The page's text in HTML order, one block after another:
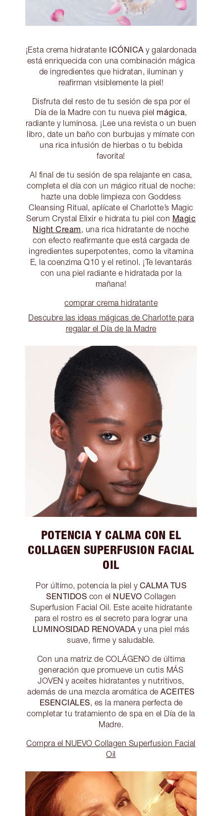
¡Esta crema hidratante ICÓNICA y galardonada
está enriquecida con una combinación mágica
de ingredientes que hidratan, iluminan y
reafirman visiblemente la piel!
Disfruta del resto de tu sesión de spa por el
Día de la Madre con tu nueva piel mágica
radiante y luminosa. ¡Lee una revista o un buen
libro, date un baño con burbujas y mímate con
una rica infusión de hierbas o tu bebida
favorita!
Al final de tu sesión de spa relajante en casa,
completa el día con un mágico ritual de noche:
hazte una doble limpieza con Goddess
Cleansing Ritual, aplícate el Charlotte’s Magic
Serum Crystal Elixir e hidrata tu piel con Magic
Night Cream , una rica hidratante de noche
con efecto reafirmante que está cargada de
ingredientes superpotentes, como la vitamina
E, la coenzima Q10 y el retinol. ¡Te levantarás
con una piel radiante e hidratada por la
mañana!
comprar crema hidratante
Descubre las ideas mágicas de Charlotte para
regalar el Día de la Madre
POTENCIA Y CALMA CON EL
COLLAGEN SUPERFUSION FACIAL
OIL
Por último, potencia la piel y CALMA TUS
SENTIDOS con el NUEVO Collagen
Superfusion Facial Oil. Este aceite hidratante
para el rostro es el secreto para lograr una
LUMINOSIDAD RENOVADA y una piel más
suave, firme y saludable.
Con una matriz de COLÁGENO de última
generación que promueve un cutis MÁS
JOVEN y aceites hidratantes y nutritivos,
además de una mezcla aromática deACEITES
ESENCIALES, es la manera perfecta de
completar tu tratamiento de spa en el Día de la
Madre.
Compra el NUEVO Collagen Superfusion Facial
Oil